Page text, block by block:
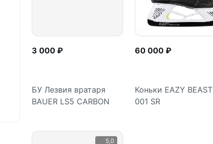
3 000 ₽
БУ Лезвия вратаря
BAUER LS5 CARBON
60 000 ₽
Коньки EAZY BEAST
001 SR
5,0